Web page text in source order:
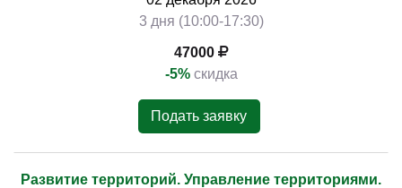
3 дня (10:00-17:30)
47000
-5% скидка
Подать заявку
Развитие территорий. Управление территориями.